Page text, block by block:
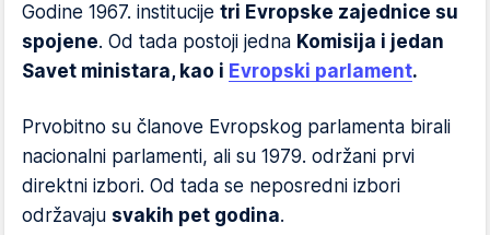
Godine 1967. institucije tri Evropske zajednice su
spojene. Od tada postoji jedna Komisija i jedan
Savet ministara, kao i Evropski parlament.
Prvobitno su članove Evropskog parlamenta birali
nacionalni parlamenti, ali su 1979. održani prvi
direktni izbori. Od tada se neposredni izbori
održavaju svakih pet godina.